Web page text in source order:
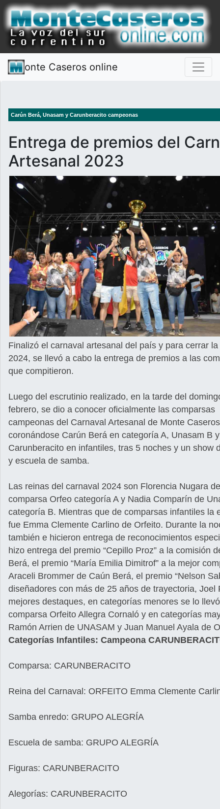
onte Caseros online
Carún Berá, Unasam y Carunberacito campeonas
Entrega de premios del
Artesanal 2023
Finalizó el carnaval artesanal del país y para cerrar
2024, se llevó a cabo la entrega de premios a las
que compitieron.
Luego del escrutinio realizado, en la tarde del
febrero, se dio a conocer oficialmente las comparsas
campeonas del Carnaval Artesanal de Monte Caseros
coronándose Carún Berá en categoría A, Unasam B y
Carunberacito en infantiles, tras 5 noches y un show
y escuela de samba.
Las reinas del carnaval 2024 son Florencia Nugara de
comparsa Orfeo categoría A y Nadia Comparín de
categoría B. Mientras que de comparsas infantiles la
fue Emma Clemente Carlino de Orfeito. Durante la
también e hicieron entrega de reconocimientos
hizo entrega del premio “Cepillo Proz” a la comisión
Berá, el premio “María Emilia Dimitrof” a la mejor
Araceli Brommer de Caún Berá, el premio “Nelson
diseñadores con más de 25 años de trayectoria, Joel
mejores destaques, en categorías menores se lo llevó
comparsa Orfeito Allegra Cornaló y en categorías
Ramón Arrien de UNASAM y Juan Manuel Ayala de
Categorías Infantiles: Campeona
Comparsa: CARUNBERACITO
Reina del Carnaval: ORFEITO Emma Clemente
Samba enredo: GRUPO ALEGRÍA
Escuela de samba: GRUPO ALEGRÍA
Figuras: CARUNBERACITO
Alegorías: CARUNBERACITO